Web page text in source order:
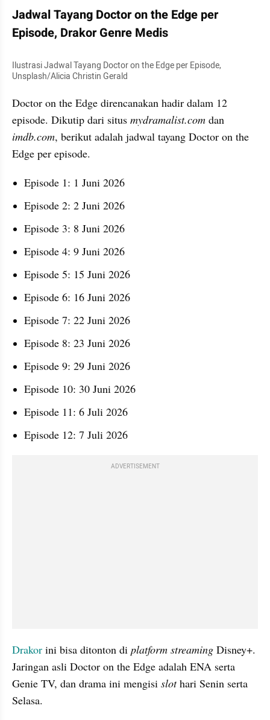
Jadwal Tayang Doctor on the Edge per
Episode, Drakor Genre Medis
Ilustrasi Jadwal Tayang Doctor on the Edge per Episode,
Unsplash/Alicia Christin Gerald
Doctor on the Edge direncanakan hadir dalam 12
episode. Dikutip dari situs mydramalist.com
imdb.com, berikut adalah jadwal tayang Doctor on the
Edge per episode.
Episode 1: 1 Juni 2026
Episode 2: 2 Juni 2026
Episode 3: 8 Juni 2026
Episode 4: 9 Juni 2026
Episode 5: 15 Juni 2026
Episode 6: 16 Juni 2026
Episode 7: 22 Juni 2026
Episode 8: 23 Juni 2026
Episode 9: 29 Juni 2026
Episode 10: 30 Juni 2026
Episode 11: 6 Juli 2026
Episode 12: 7 Juli 2026
ADVERTISEMENT
Drakor ini bisa ditonton di platform streaming Disney+.
Jaringan asli Doctor on the Edge adalah ENA serta
Genie TV, dan drama ini mengisi slot hari Senin serta
Selasa.